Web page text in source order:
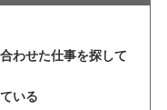
わせた仕事を探して
いる